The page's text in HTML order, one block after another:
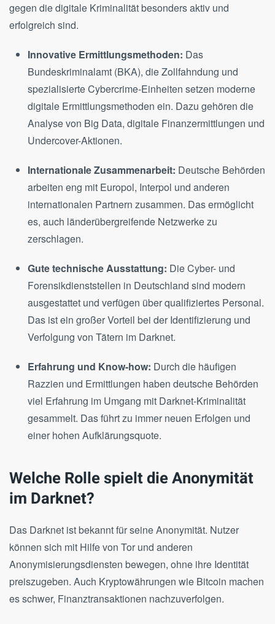
gegen die digitale Kriminalität besonders aktiv und
erfolgreich sind.
Innovative Ermittlungsmethoden: Das
Bundeskriminalamt (BKA), die Zollfahndung und
spezialisierte Cybercrime-Einheiten setzen moderne
digitale Ermittlungsmethoden ein. Dazu gehören die
Analyse von Big Data, digitale Finanzermittlungen und
Undercover-Aktionen.
Internationale Zusammenarbeit: Deutsche Behörden
arbeiten eng mit Europol, Interpol und anderen
internationalen Partnern zusammen. Das ermöglicht
es, auch länderübergreifende Netzwerke zu
zerschlagen.
Gute technische Ausstattung: Die Cyber- und
Forensikdienststellen in Deutschland sind modern
ausgestattet und verfügen über qualifiziertes Personal.
Das ist ein großer Vorteil bei der Identifizierung und
Verfolgung von Tätern im Darknet.
Erfahrung und Know-how: Durch die häufigen
Razzien und Ermittlungen haben deutsche Behörden
viel Erfahrung im Umgang mit Darknet-Kriminalität
gesammelt. Das führt zu immer neuen Erfolgen und
einer hohen Aufklärungsquote.
Welche Rolle spielt die Anonymität
im Darknet?
Das Darknet ist bekannt für seine Anonymität. Nutzer
können sich mit Hilfe von Tor und anderen
Anonymisierungsdiensten bewegen, ohne ihre Identität
preiszugeben. Auch Kryptowährungen wie Bitcoin machen
es schwer, Finanztransaktionen nachzuverfolgen.